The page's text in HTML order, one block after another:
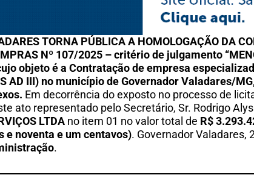
TORNA PÚBLICA A HOMOLOGAÇÃO DA
Nº 107/2025 – critério de julgamento
cujo objeto é a Contratação de empresa
AD III) no município de Governador Valadares/
Em decorrência do exposto no processo de
ato representado pelo Secretário, Sr. Rodrigo
LTDA no item 01 no valor total de R$
e noventa e um centavos). Governador Valadares,
.